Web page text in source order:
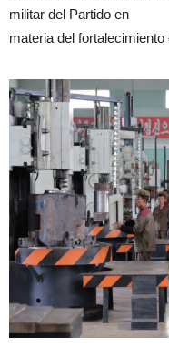
militar del Partido en
materia del